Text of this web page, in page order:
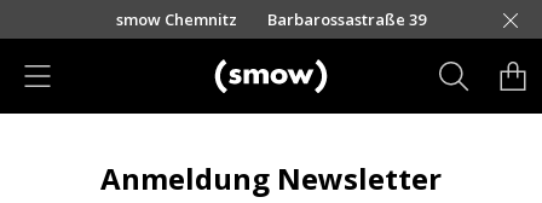
Direkt zum Inhalt
100
smow Chemnitz Barbarossastraße 39smow Düsseldorf
smow Essen
smow Frankfurt
smow Freiburg
smow Hamburg
smow Hannover
smow Kempten
smow Köln
smow Konstanz
smow Leipzig
smow Solothurn
smow Mainz
smow München
smow Nürnberg
smow Schwarzwald
smow Stuttgart
SitzmöbelAnmeldung Newsletter